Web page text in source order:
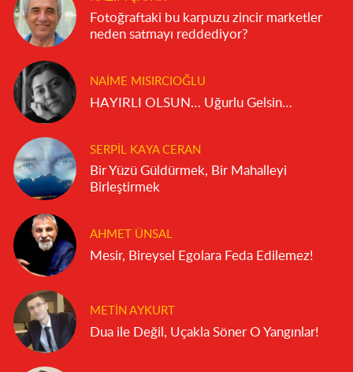
Fotoğraftaki bu karpuzu zincir marketler
neden satmayı reddediyor?
NAIME MISIRCIOĞLU
HAYIRLI OLSUN… Uğurlu Gelsin…
SERPIL KAYA CERAN
Bir Yüzü Güldürmek, Bir Mahalleyi
Birleştirmek
AHMET ÜNSAL
Mesir, Bireysel Egolara Feda Edilemez!
METIN AYKURT
Dua ile Değil, Uçakla Söner O Yangınlar!